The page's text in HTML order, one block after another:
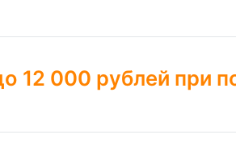
12 000 рублей при